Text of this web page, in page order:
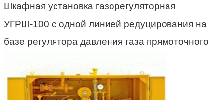
Шкафная установка газорегуляторная
УГРШ-100 с одной линией редуцирования на
базе регулятора давления газа прямоточного